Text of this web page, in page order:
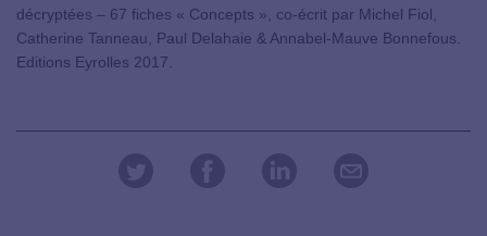
décryptées – 67 fiches « Concepts », co-écrit par Michel Fiol,
Catherine Tanneau, Paul Delahaie & Annabel-Mauve Bonnefous.
Editions Eyrolles 2017.